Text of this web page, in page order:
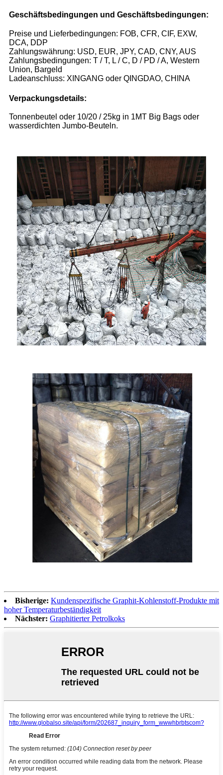
Geschäftsbedingungen und Geschäftsbedingungen:
Preise und Lieferbedingungen: FOB, CFR, CIF, EXW,
DCA, DDP
Zahlungswährung: USD, EUR, JPY, CAD, CNY, AUS
Zahlungsbedingungen: T / T, L / C, D / PD / A, Western
Union, Bargeld
Ladeanschluss: XINGANG oder QINGDAO, CHINA
Verpackungsdetails:
Tonnenbeutel oder 10/20 / 25kg in 1MT Big Bags oder
wasserdichten Jumbo-Beuteln.
Bisherige: Kundenspezifische Graphit-Kohlenstoff-Produkte mit
hoher Temperaturbeständigkeit
Nächster: Graphitierter Petrolkoks